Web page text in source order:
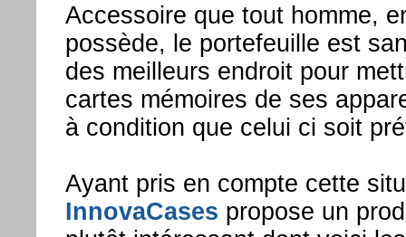
Accessoire que tout homme,
possède, le portefeuille est
des meilleurs endroit pour
cartes mémoires de ses
à condition que celui ci soit
Ayant pris en compte cette
InnovaCases propose un